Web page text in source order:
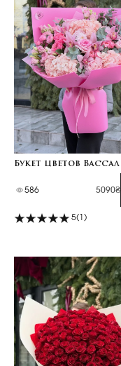
Букет цветов Вассал
586 5090₴
5(1)